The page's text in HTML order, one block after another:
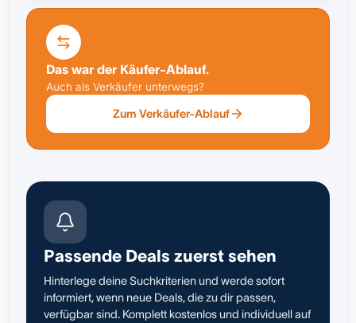
Das war der Käufer-Ablauf.
Auch als Verkäufer unterwegs?
Zum Verkäufer-Ablauf
Passende Deals zuerst sehen
Hinterlege deine Suchkriterien und werde sofort
informiert, wenn neue Deals, die zu dir passen,
verfügbar sind. Komplett kostenlos und individuell auf